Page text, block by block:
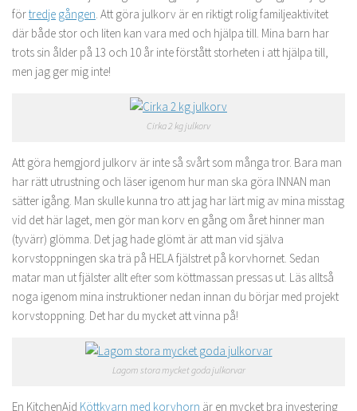
förtredje gången. Att göra julkorv är en riktigt rolig familjeaktivitet
där både stor och liten kan vara med och hjälpa till. Mina barn har
trots sin ålder på 13 och 10 år inte förstått storheten i att hjälpa till,
men jag ger mig inte!
Cirka 2 kg julkorv
Att göra hemgjord julkorv är inte så svårt som många tror. Bara man
har rätt utrustning och läser igenom hur man ska göra INNAN man
sätter igång. Man skulle kunna tro att jag har lärt mig av mina misstag
vid det här laget, men gör man korv en gång om året hinner man
(tyvärr) glömma. Det jag hade glömt är att man vid själva
korvstoppningen ska trä på HELA fjälstret på korvhornet. Sedan
matar man ut fjälster allt efter som köttmassan pressas ut. Läs alltså
noga igenom mina instruktioner nedan innan du börjar med projekt
korvstoppning. Det har du mycket att vinna på!
Lagom stora mycket goda julkorvar
En KitchenAid Köttkvarn med korvhorn är en mycket bra investering